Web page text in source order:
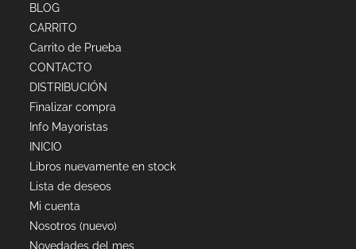
BLOG
CARRITO
Carrito de Prueba
CONTACTO
DISTRIBUCIÓN
Finalizar compra
Info Mayoristas
INICIO
Libros nuevamente en stock
Lista de deseos
Mi cuenta
Nosotros (nuevo)
Novedades del mes